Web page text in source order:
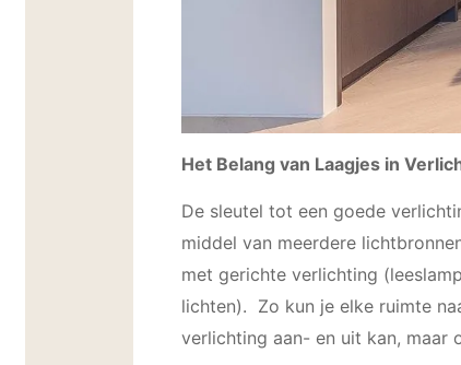
Het Belang van Laagjes in
De sleutel tot een goede
middel van meerdere
met gerichte verlichting
lichten). Zo kun je elke ruimte
verlichting aan- en uit kan, maar